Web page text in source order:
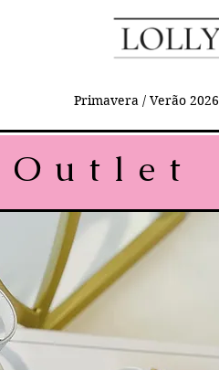
Primavera / Verão 2026